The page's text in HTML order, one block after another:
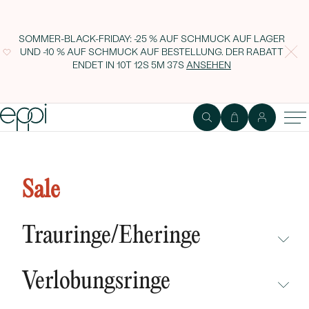
SOMMER-BLACK-FRIDAY: -25 % AUF SCHMUCK AUF LAGER
UND -10 % AUF SCHMUCK AUF BESTELLUNG. DER RABATT
ENDET IN 10T 12S 5M 36S ANSEHEN
Sale
Trauringe/Eheringe
NEUHEITEN
Verlobungsringe
Ismael